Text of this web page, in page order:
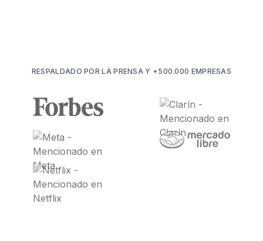
RESPALDADO POR LA PRENSA Y +500.000 EMPRESAS